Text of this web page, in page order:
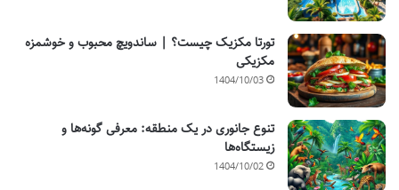
تورتا مکزیک چیست؟ | ساندویچ محبوب و خوشمزه
مکزیکی
1404/10/03
تنوع جانوری در یک منطقه: معرفی گونه‌ها و
زیستگاه‌ها
1404/10/02